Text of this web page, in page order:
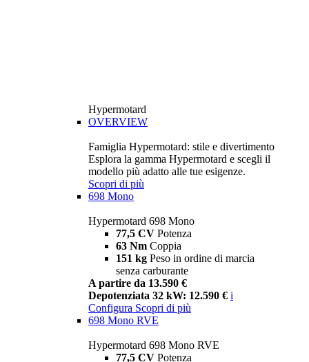
Hypermotard
OVERVIEW
Famiglia Hypermotard: stile e divertimento
Esplora la gamma Hypermotard e scegli il
modello più adatto alle tue esigenze.
Scopri di più
698 Mono
Hypermotard 698 Mono
77,5 CV Potenza
63 Nm Coppia
151 kg Peso in ordine di marcia
senza carburante
A partire da 13.590 €
Depotenziata 32 kW: 12.590 € i
Configura Scopri di più
698 Mono RVE
Hypermotard 698 Mono RVE
77,5 CV Potenza